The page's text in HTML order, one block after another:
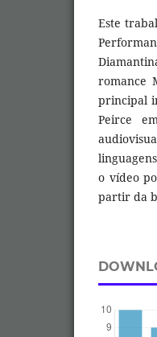
Este
romance
principal
Peirce
o vídeo
partir da